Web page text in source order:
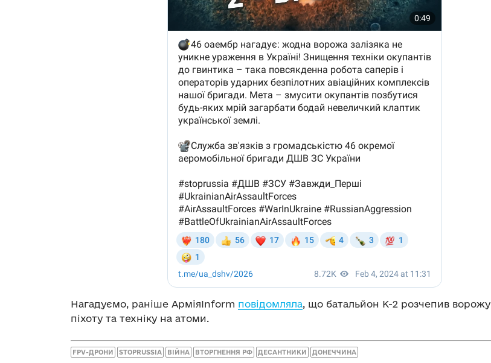
Нагадуємо, раніше АрміяInform повідомляла, що батальйон К-2 розчепив ворожу
піхоту та техніку на атоми.
FPV-ДРОНИ STOPRUSSIA ВІЙНА ВТОРГНЕННЯ РФ ДЕСАНТНИКИ ДОНЕЧЧИНА